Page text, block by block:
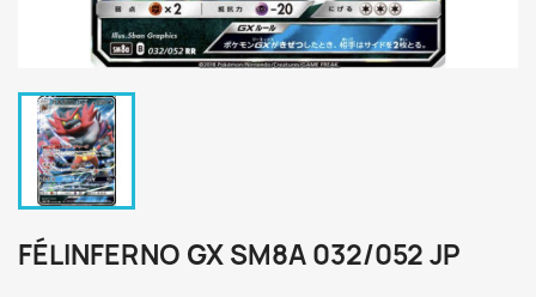
FÉLINFERNO GX SM8A 032/052 JP